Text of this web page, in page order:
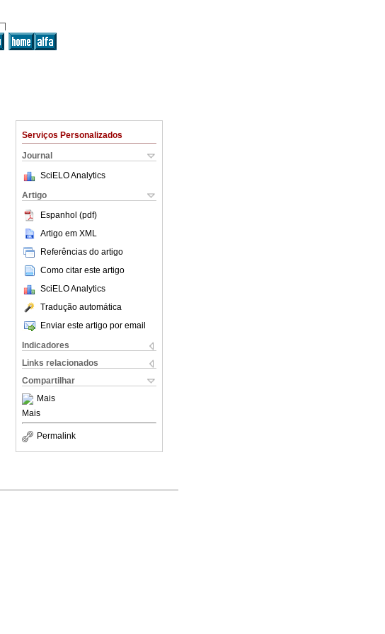
Serviços Personalizados
Journal
SciELO Analytics
Artigo
Espanhol (pdf)
Artigo em XML
Referências do artigo
Como citar este artigo
SciELO Analytics
Tradução automática
Enviar este artigo por email
Indicadores
Links relacionados
Compartilhar
Mais
Mais
Permalink